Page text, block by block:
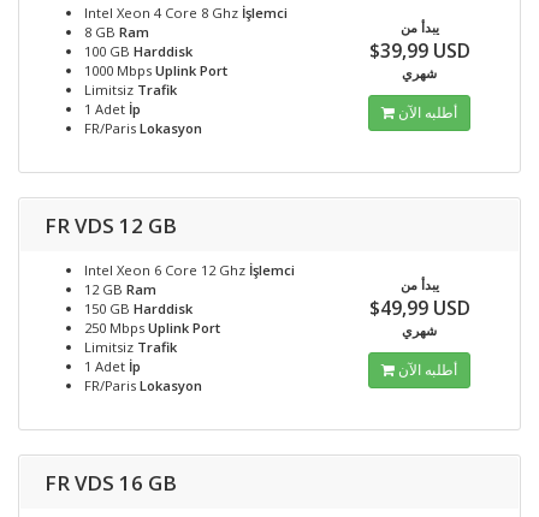
Intel Xeon 4 Core 8 Ghz İşlemci
8 GB Ram
100 GB Harddisk
1000 Mbps Uplink Port
Limitsiz Trafik
1 Adet İp
FR/Paris Lokasyon
يبدأ من
$39,99 USD
شهري
أطلبه الآن
FR VDS 12 GB
Intel Xeon 6 Core 12 Ghz İşlemci
12 GB Ram
150 GB Harddisk
250 Mbps Uplink Port
Limitsiz Trafik
1 Adet İp
FR/Paris Lokasyon
يبدأ من
$49,99 USD
شهري
أطلبه الآن
FR VDS 16 GB